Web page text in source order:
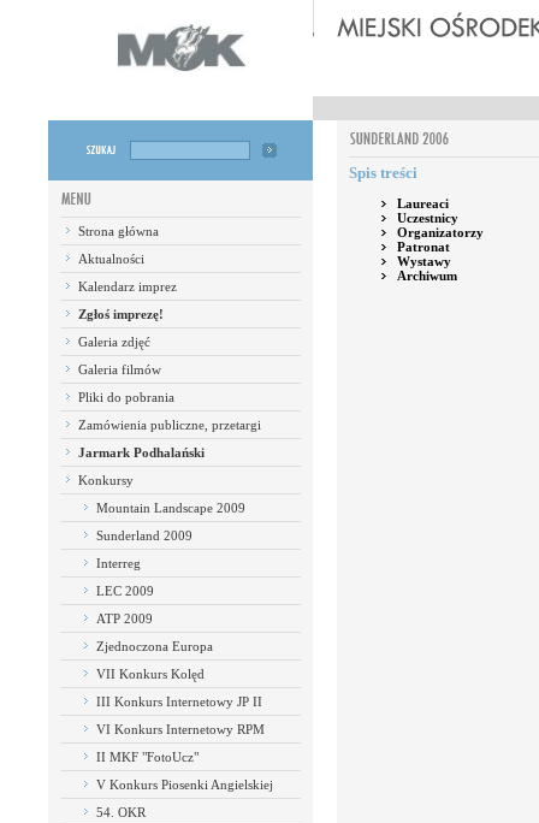
Strona główna
Aktualności
Kalendarz imprez
Zgłoś imprezę!
Galeria zdjęć
Galeria filmów
Pliki do pobrania
Zamówienia publiczne, przetargi
Jarmark Podhalański
Konkursy
Mountain Landscape 2009
Sunderland 2009
Interreg
LEC 2009
ATP 2009
Zjednoczona Europa
VII Konkurs Kolęd
III Konkurs Internetowy JP II
VI Konkurs Internetowy RPM
II MKF "FotoUcz"
V Konkurs Piosenki Angielskiej
54. OKR
Spis treści
Laureaci
Uczestnicy
Organizatorzy
Patronat
Wystawy
Archiwum